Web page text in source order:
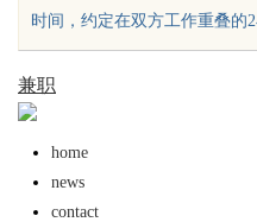
sc
时间，约定在双方工作重叠的
兼职
home
news
contact
城河”：商业秘密律
的“Know-how”